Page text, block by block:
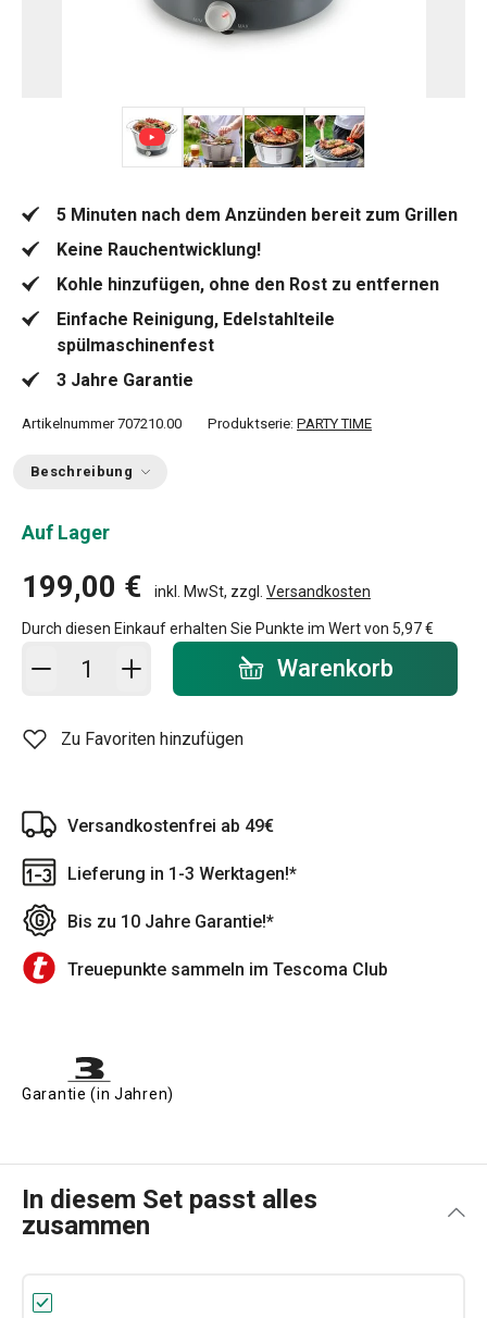
5 Minuten nach dem Anzünden bereit zum Grillen
Keine Rauchentwicklung!
Kohle hinzufügen, ohne den Rost zu entfernen
Einfache Reinigung, Edelstahlteile
spülmaschinenfest
3 Jahre Garantie
Artikelnummer 707210.00 Produktserie: PARTY TIME
Beschreibung
Auf Lager
199,00 € inkl. MwSt, zzgl. Versandkosten
Durch diesen Einkauf erhalten Sie Punkte im Wert von 5,97 €
In den Warenkorb - Menge Warenkorb
Zu Favoriten hinzufügen
Versandkostenfrei ab 49€
Lieferung in 1-3 Werktagen!*
Bis zu 10 Jahre Garantie!*
Treuepunkte sammeln im Tescoma Club
Garantie (in Jahren)
In diesem Set passt alles
zusammen